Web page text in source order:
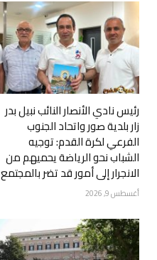
رئيس نادي الأنصار النائب نبيل بدر
زار بلدية صور واتحاد الجنوب
الفرعي لكرة القدم: توجيه
الشباب نحو الرياضة يحميهم من
الانجرار إلى أمور قد تضر بالمجتمع
أغسطس 9, 2026